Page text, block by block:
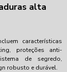
alta
características
proteções anti-
de segredo,
robusto e durável.